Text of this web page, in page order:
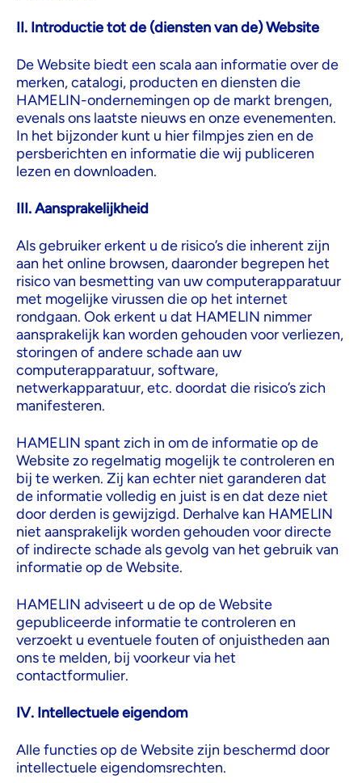
II. Introductie tot de (diensten van de) Website
De Website biedt een scala aan informatie over de
merken, catalogi, producten en diensten die
HAMELIN-ondernemingen op de markt brengen,
evenals ons laatste nieuws en onze evenementen.
In het bijzonder kunt u hier filmpjes zien en de
persberichten en informatie die wij publiceren
lezen en downloaden.
III. Aansprakelijkheid
Als gebruiker erkent u de risico’s die inherent zijn
aan het online browsen, daaronder begrepen het
risico van besmetting van uw computerapparatuur
met mogelijke virussen die op het internet
rondgaan. Ook erkent u dat HAMELIN nimmer
aansprakelijk kan worden gehouden voor verliezen,
storingen of andere schade aan uw
computerapparatuur, software,
netwerkapparatuur, etc. doordat die risico’s zich
manifesteren.
HAMELIN spant zich in om de informatie op de
Website zo regelmatig mogelijk te controleren en
bij te werken. Zij kan echter niet garanderen dat
de informatie volledig en juist is en dat deze niet
door derden is gewijzigd. Derhalve kan HAMELIN
niet aansprakelijk worden gehouden voor directe
of indirecte schade als gevolg van het gebruik van
informatie op de Website.
HAMELIN adviseert u de op de Website
gepubliceerde informatie te controleren en
verzoekt u eventuele fouten of onjuistheden aan
ons te melden, bij voorkeur via het
contactformulier.
IV. Intellectuele eigendom
Alle functies op de Website zijn beschermd door
intellectuele eigendomsrechten.